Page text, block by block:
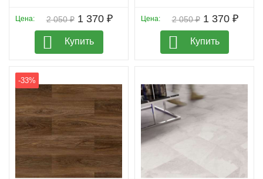
2 050 ₽
Цена: 1 370 ₽
Купить
2 050 ₽
Цена: 1 370 ₽
Купить
-33%